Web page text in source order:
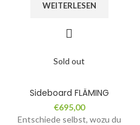
WEITERLESEN
Sold out
Sideboard FLÄMING
€695,00
Entschiede selbst, wozu du